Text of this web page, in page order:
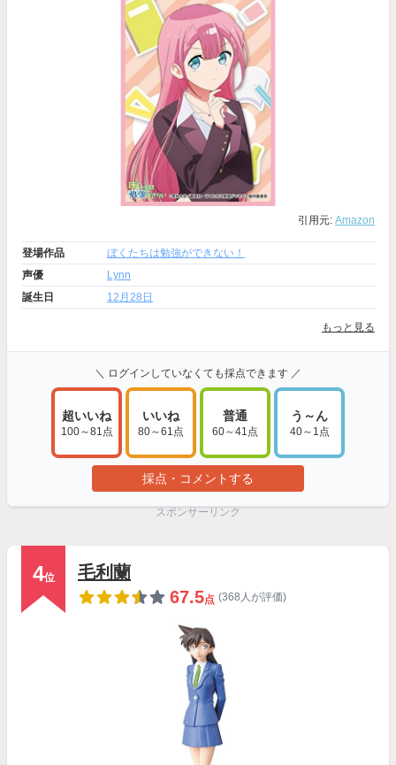
引用元: Amazon
登場作品
ぼくたちは勉強ができない！
声優
Lynn
誕生日
12月28日
もっと見る
＼ ログインしていなくても採点できます ／
超いいね
100～81点
いいね
80～61点
普通
60～41点
う～ん
40～1点
採点・コメントする
スポンサーリンク
4位
毛利蘭
67.5点 (368人が評価)